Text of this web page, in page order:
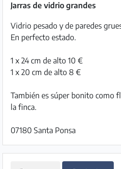
Jarras de vidrio grandes
Vidrio pesado y de paredes
En perfecto estado.
1 x 24 cm de alto 10 €
1 x 20 cm de alto 8 €
También es súper bonito como
la finca.
07180 Santa Ponsa